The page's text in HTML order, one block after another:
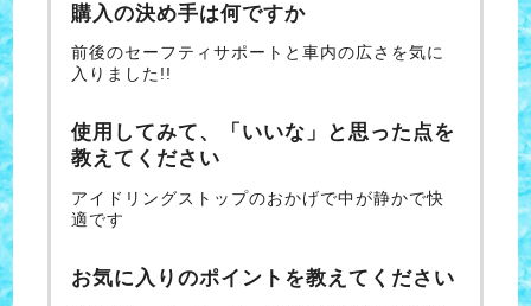
購入の決め手は何ですか
前後のセーフティサポートと車内の広さを気に
入りました!!
使用してみて、「いいな」と思った点を
教えてください
アイドリングストップのおかげで中が静かで快
適です
お気に入りのポイントを教えてください